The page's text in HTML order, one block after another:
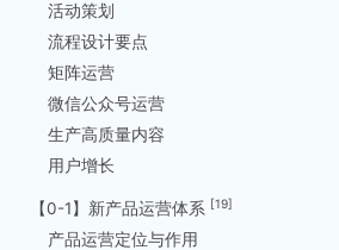
活动策划
流程设计要点
矩阵运营
微信公众号运营
生产高质量内容
用户增长
【0-1】新产品运营体系 [19]
产品运营定位与作用